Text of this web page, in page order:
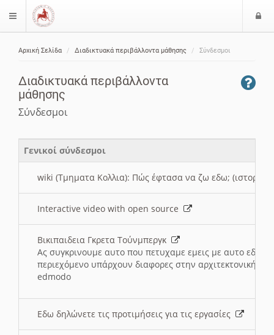
$langMenu
Αρχική Σελίδα Διαδικτυακά περιβάλλοντα μάθησης Σύνδεσμοι
Διαδικτυακά περιβάλλοντα
μάθησης
Σύνδεσμοι
Γενικοί σύνδεσμοι
wiki (Τμηματα Κολλια): Πώς έφτασα να ζω εδω; (ιστορια)
Interactive video with open source
Βικιπαιδεια Γκρετα Τούνμπεργκ
Ας συγκρινουμε αυτο που πετυχαμε εμεις με αυτο εδω
περιεχόμενο υπάρχουν διαφορες στην αρχιτεκτονική
edmodo
Εδω δηλώνετε τις προτιμήσεις για τις εργασίες